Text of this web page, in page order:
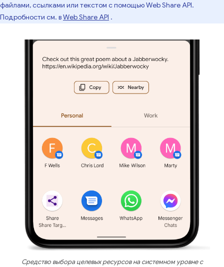
файлами, ссылками или текстом с помощью Web Share API.
Подробности см. вWeb Share API .
Средство выбора целевых ресурсов на системном уровне с